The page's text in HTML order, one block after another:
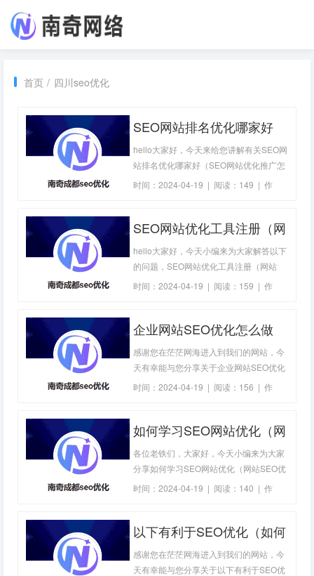
首页 / 四川seo优化
SEO网站排名优化哪家好
（SEO网站优化推广怎么
样）-成都SEO优化
hello大家好，今天来给您讲解有关SEO网
站排名优化哪家好（SEO网站优化推广怎
么样）的相关知识，希望可以帮助到您，
优化推广怎么样）随着互联网的迅速发
务推广中的
时间：2024-04-19 | 阅读：149 | 作
SEO网站优化工具注册（网
站SEO优化工具）-成都
SEO优化
hello大家好，今天小编来为大家解答以下
的问题，SEO网站优化工具注册（网站
SEO优化工具），很多人还不知道，现在
高度发达的时代，拥有一个优化良好的网
高效的网
时间：2024-04-19 | 阅读：159 | 作
企业网站SEO优化怎么做
（怎么优化网站SEO）-成
都SEO优化
感谢您在茫茫网海进入到我们的网站，今
天有幸能与您分享关于企业网站SEO优化
怎么做（怎么优化网站SEO）的有关知
理，不一定完全准确，希望您谨慎辨别信
SEO优化怎么
时间：2024-04-19 | 阅读：156 | 作
如何学习SEO网站优化（网
站SEO优化要学多久）-成
都SEO优化
各位老铁们，大家好，今天小编来为大家
分享如何学习SEO网站优化（网站SEO优
化要学多久）相关知识，希望对大家有所
谢谢大家了哈，下面我们开始吧！如何学
久）SEO（
时间：2024-04-19 | 阅读：140 | 作
以下有利于SEO优化（如何
利于SEO优化）-成都SEO
优化
感谢您在茫茫网海进入到我们的网站，今
天有幸能与您分享关于以下有利于SEO优